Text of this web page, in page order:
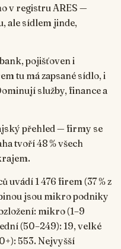
v registru ARES —
ale sídlem jinde,
pojišťoven i
tu má zapsané sídlo, i
služby, finance a
přehled — firmy se
tvoří 48 % všech
uvádí 1 476 firem (37 % z
jsou mikro podniky
mikro (1–9
(50–249): 19, velké
553. Nejvyšší